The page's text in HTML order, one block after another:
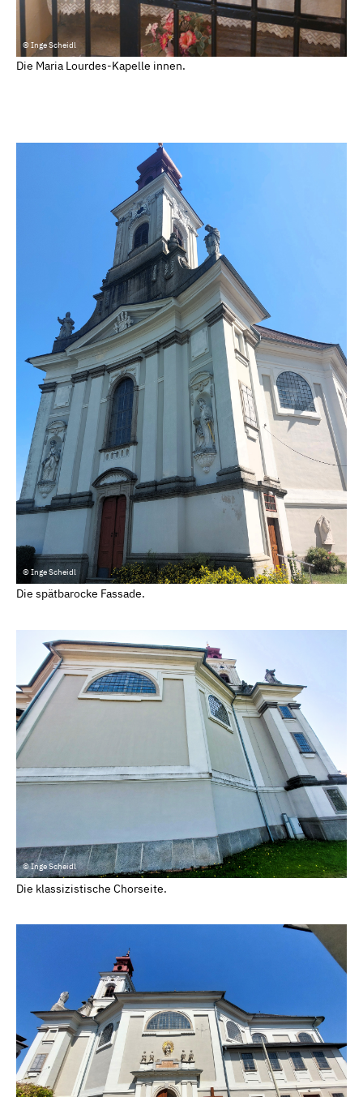
© Inge Scheidl
Die Maria Lourdes-Kapelle innen.
© Inge Scheidl
Die spätbarocke Fassade.
© Inge Scheidl
Die klassizistische Chorseite.